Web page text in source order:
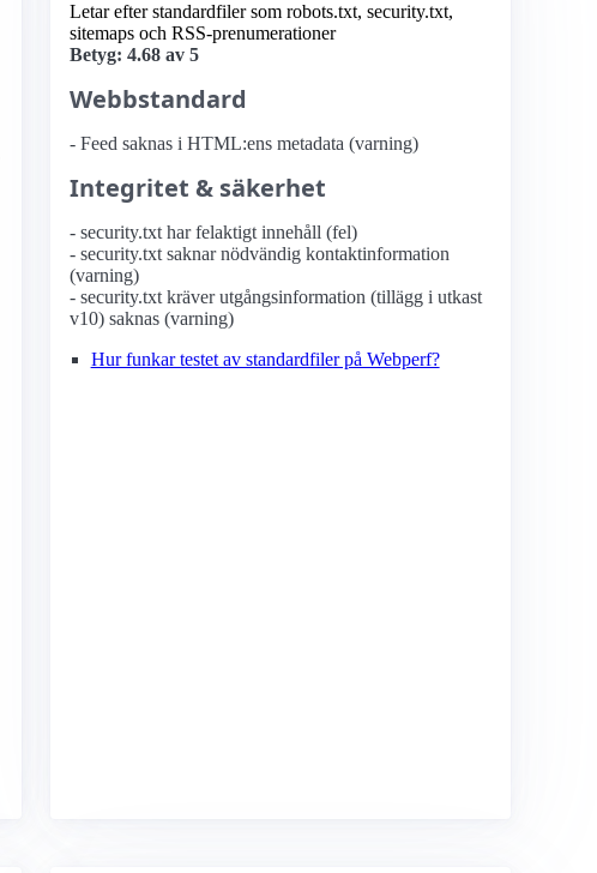
Letar efter standardfiler som robots.txt, security.txt,
sitemaps och RSS-prenumerationer
Betyg: 4.68 av 5
Webbstandard
- Feed saknas i HTML:ens metadata (varning)
Integritet & säkerhet
- security.txt har felaktigt innehåll (fel)
- security.txt saknar nödvändig kontaktinformation
(varning)
- security.txt kräver utgångsinformation (tillägg i utkast
v10) saknas (varning)
Hur funkar testet av standardfiler på Webperf?